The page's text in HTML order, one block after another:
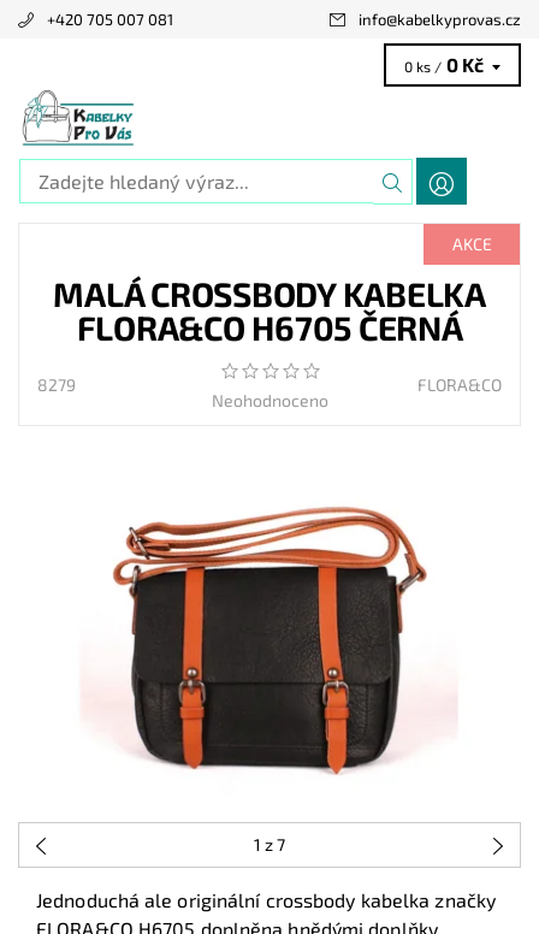
+420 705 007 081 info@kabelkyprovas.cz
0 ks / 0 Kč
AKCE
MALÁ CROSSBODY KABELKA
FLORA&CO H6705 ČERNÁ
8279
Neohodnoceno
FLORA&CO
1 z 7
Jednoduchá ale originální crossbody kabelka značky
FLORA&CO H6705 doplněna hnědými doplňky.